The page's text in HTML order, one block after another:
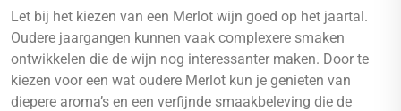
Let bij het kiezen van een Merlot wijn goed op het jaartal.
Oudere jaargangen kunnen vaak complexere smaken
ontwikkelen die de wijn nog interessanter maken. Door te
kiezen voor een wat oudere Merlot kun je genieten van
diepere aroma’s en een verfijnde smaakbeleving die de